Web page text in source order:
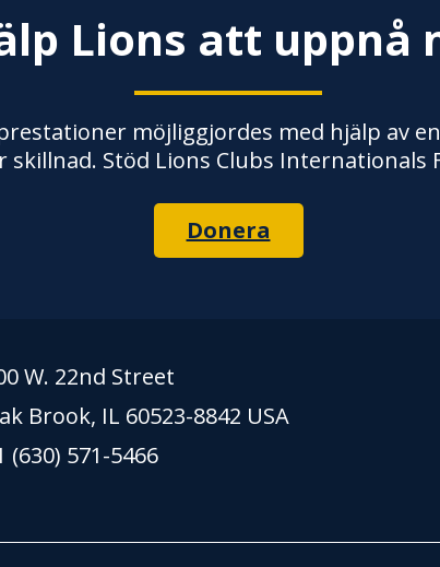
Lions att uppnå
möjliggjordes med hjälp av
skillnad. Stöd Lions Clubs Internationals
Donera
W. 22nd Street
Brook, IL 60523-8842 USA
(630) 571-5466